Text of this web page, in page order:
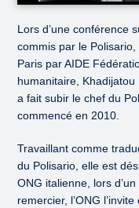
Lors d’une conférence
commis par le
Paris par AIDE
humanitaire,
a fait subir le chef du
commencé en 2010.
Travaillant comme
du Polisario, elle est
ONG italienne, lors
remercier, l’ONG